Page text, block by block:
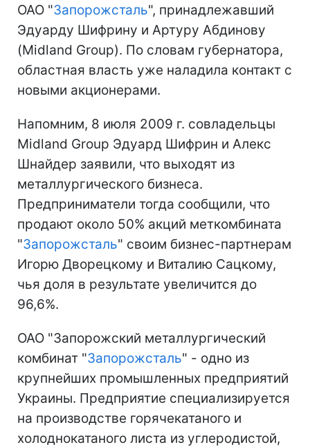
ОАО "Запорожсталь", принадлежавший
Эдуарду Шифрину и Артуру Абдинову
(Midland Group). По словам губернатора,
областная власть уже наладила контакт с
новыми акционерами.
Напомним, 8 июля 2009 г. совладельцы
Midland Group Эдуард Шифрин и Алекс
Шнайдер заявили, что выходят из
металлургического бизнеса.
Предприниматели тогда сообщили, что
продают около 50% акций меткомбината
"Запорожсталь" своим бизнес-партнерам
Игорю Дворецкому и Виталию Сацкому,
чья доля в результате увеличится до
96,6%.
ОАО "Запорожский металлургический
комбинат "Запорожсталь" - одно из
крупнейших промышленных предприятий
Украины. Предприятие специализируется
на производстве горячекатаного и
холоднокатаного листа из углеродистой,